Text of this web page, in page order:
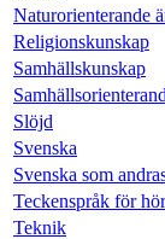
Naturorienterande
Religionskunskap
Samhällskunskap
Slöjd
Svenska
Svenska som
Teckenspråk för
Teknik